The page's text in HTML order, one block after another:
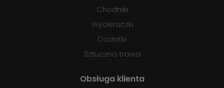
Chodniki
Wycieraczki
Dodatki
Sztuczna trawa
Obsługa klienta